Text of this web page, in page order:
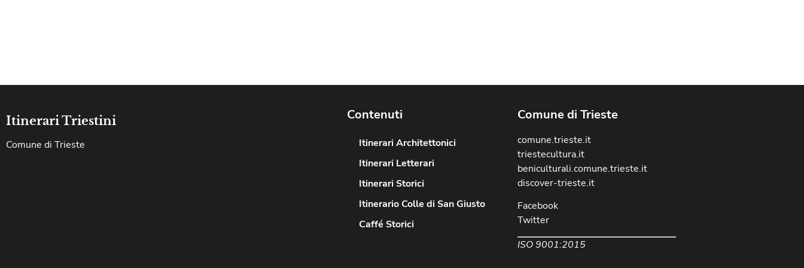
Itinerari Triestini
Comune di Trieste
Contenuti
Itinerari Architettonici
Itinerari Letterari
Itinerari Storici
Itinerario Colle di San Giusto
Caffé Storici
Comune di Trieste
comune.trieste.it
triestecultura.it
beniculturali.comune.trieste.it
discover-trieste.it
Facebook
Twitter
ISO 9001:2015